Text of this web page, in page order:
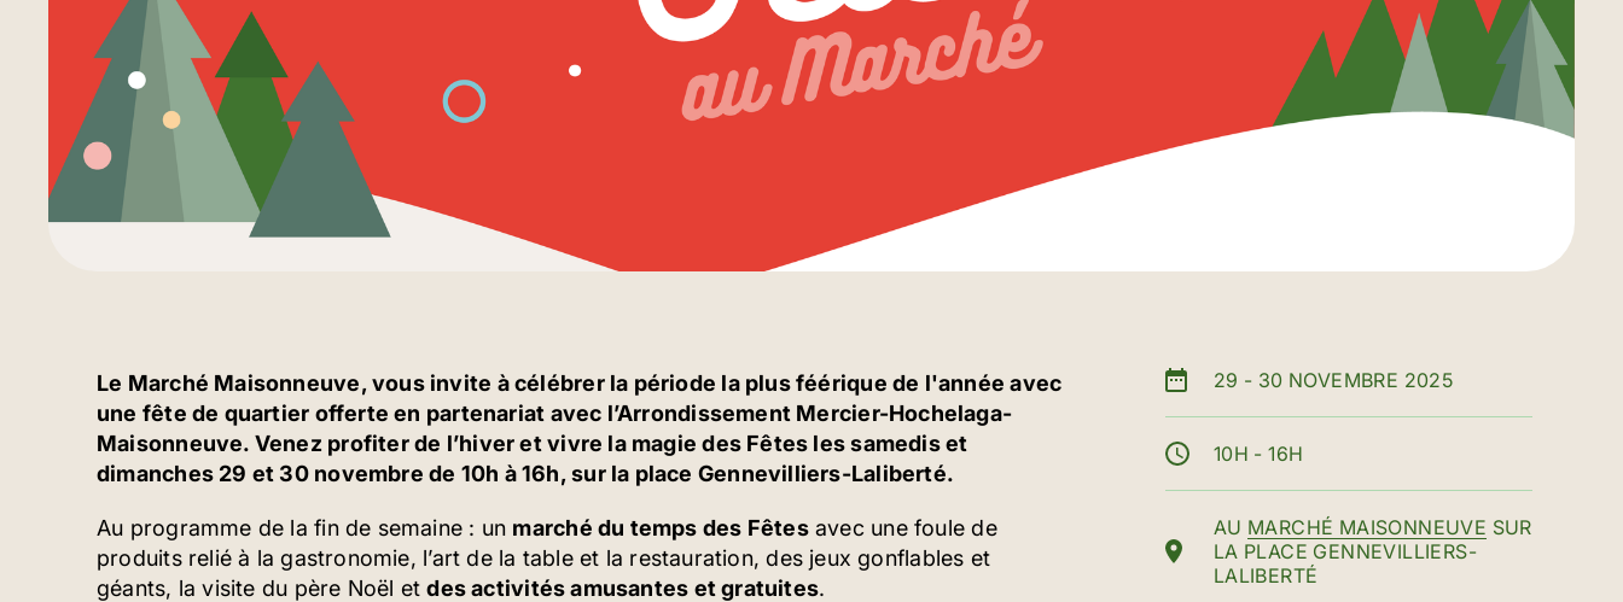
Le Marché Maisonneuve, vous invite à célébrer la période la plus féérique de l'année avec
une fête de quartier offerte en partenariat avec l’Arrondissement Mercier-Hochelaga-
Maisonneuve. Venez profiter de l’hiver et vivre la magie des Fêtes les samedis et
dimanches 29 et 30 novembre de 10h à 16h, sur la place Gennevilliers-Laliberté.
Au programme de la fin de semaine : un marché du temps des Fêtesavec une foule de
produits relié à la gastronomie, l’art de la table et la restauration, des jeux gonflables et
géants, la visite du père Noël etdes activités amusantes et gratuites.
29 - 30 NOVEMBRE 2025
10H - 16H
AU MARCHÉ MAISONNEUVE SUR
LA PLACE GENNEVILLIERS-
LALIBERTÉ